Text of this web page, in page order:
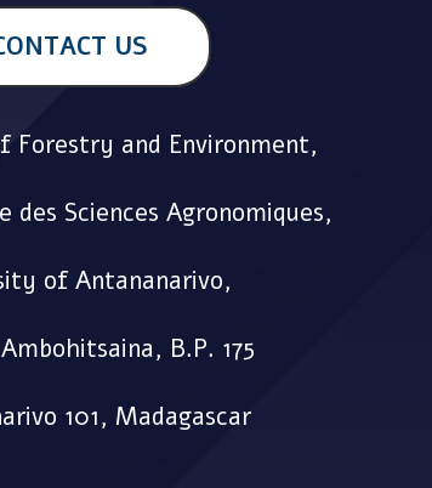
US
Forestry and Environment,
des Sciences Agronomiques,
of Antananarivo,
B.P. 175
101, Madagascar